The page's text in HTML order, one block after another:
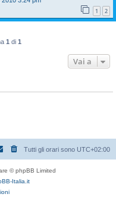
1 2
1 di 1
Vai a
Tutti gli orari sono UTC+02:00
© phpBB Limited
Italia.it